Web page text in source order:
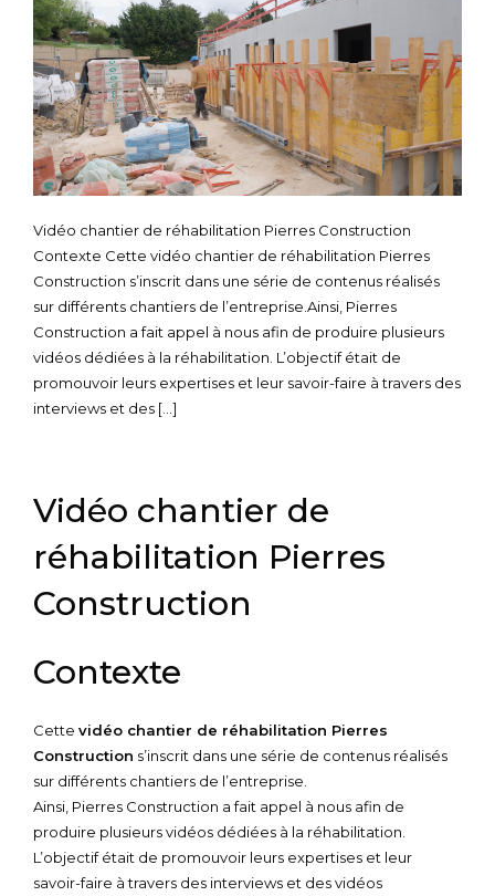
Vidéo chantier de réhabilitation Pierres Construction
Contexte Cette vidéo chantier de réhabilitation Pierres
Construction s’inscrit dans une série de contenus réalisés
sur différents chantiers de l’entreprise.Ainsi, Pierres
Construction a fait appel à nous afin de produire plusieurs
vidéos dédiées à la réhabilitation. L’objectif était de
promouvoir leurs expertises et leur savoir-faire à travers des
interviews et des […]
Vidéo chantier de
réhabilitation Pierres
Construction
Contexte
Cette vidéo chantier de réhabilitation Pierres
Construction s’inscrit dans une série de contenus réalisés
sur différents chantiers de l’entreprise.
Ainsi, Pierres Construction a fait appel à nous afin de
produire plusieurs vidéos dédiées à la réhabilitation.
L’objectif était de promouvoir leurs expertises et leur
savoir-faire à travers des interviews et des vidéos